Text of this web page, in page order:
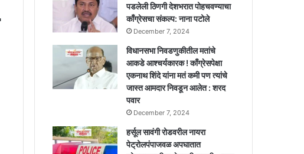
पडलेली ठिणगी देशभरात पोहचवण्याचा
काँग्रेसचा संकल्प: नाना पटोले
December 7, 2024
विधानसभा निवडणुकीतील मतांचे
आकडे आश्चर्यकारक ! काँग्रेसपेक्षा
एकनाथ शिंदे यांना मतं कमी पण त्यांचे
जास्त आमदार निवडून आलेत : शरद
पवार
December 7, 2024
हर्सूल सावंगी रोडवरील नायरा
पेट्रोलपंपाजवळ अपघातात